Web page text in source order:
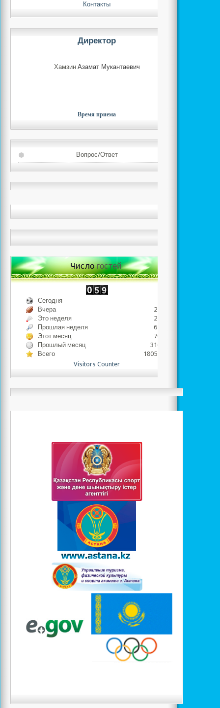
Контакты
Директор
Хамзин Азамат Мукантаевич
Время приема
Вопрос/Ответ
Числогостей
Сегодня
Вчера
2247
Это неделя
2743
Прошлая неделя
6413
Этот месяц
7070
Прошлый месяц
31652
Всего
1805498
Visitors Counter